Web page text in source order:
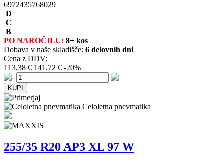
6972435768029
D
C
B
PO NAROČILU: 8+ kos
Dobava v naše skladišče: 6 delovnih dni
Cena z DDV:
113,38 € 141,72 € -20%
Celoletna pnevmatika
255/35 R20 AP3 XL 97 W